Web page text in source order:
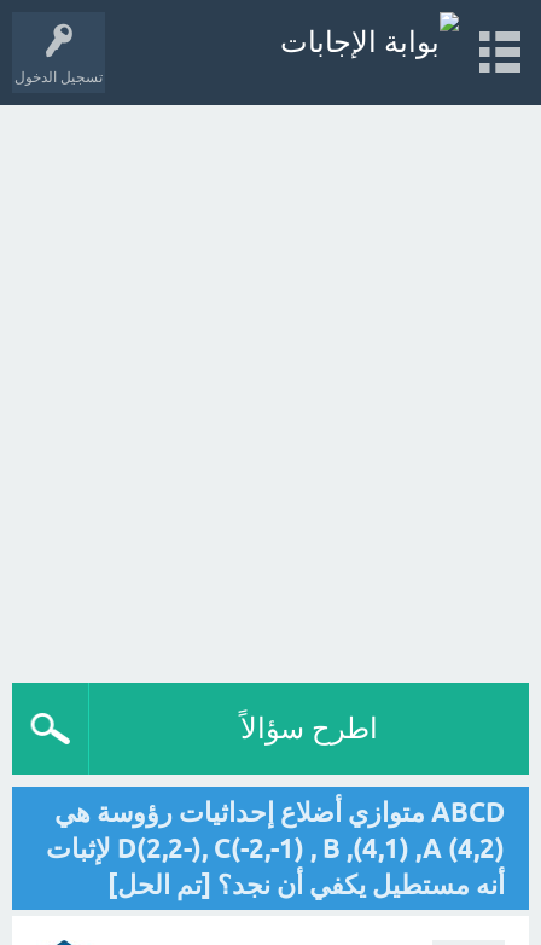
تسجيل الدخول
اطرح سؤالاً
ABCD متوازي أضلاع إحداثيات رؤوسة هي
D(2,2-), C(-2,-1) , B ,(4,1) ,A (4,2) لإثبات
أنه مستطيل يكفي أن نجد؟ [تم الحل]